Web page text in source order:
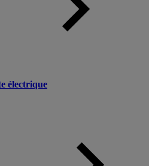
électrique